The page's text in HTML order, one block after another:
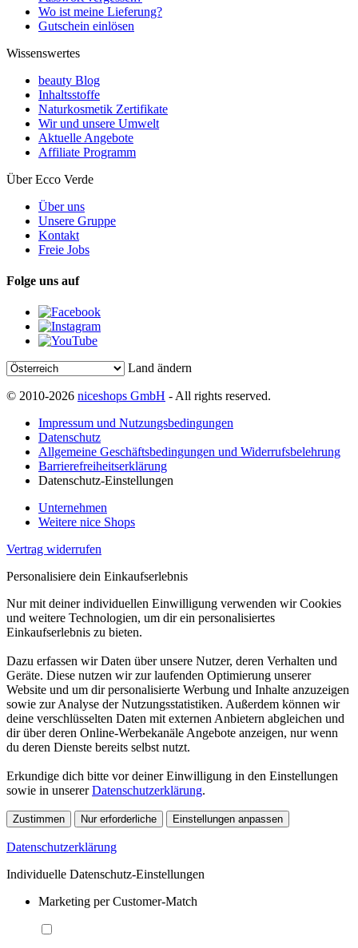
Wo ist meine Lieferung?
Gutschein einlösen
Wissenswertes
beauty Blog
Inhaltsstoffe
Naturkosmetik Zertifikate
Wir und unsere Umwelt
Aktuelle Angebote
Affiliate Programm
Über Ecco Verde
Über uns
Unsere Gruppe
Kontakt
Freie Jobs
Folge uns auf
Land ändern
© 2010-2026 niceshops GmbH - All rights reserved.
Impressum und Nutzungsbedingungen
Datenschutz
Allgemeine Geschäftsbedingungen und Widerrufsbelehrung
Barrierefreiheitserklärung
Datenschutz-Einstellungen
Unternehmen
Weitere nice Shops
Vertrag widerrufen
Personalisiere dein Einkaufserlebnis
Nur mit deiner individuellen Einwilligung verwenden wir Cookies
und weitere Technologien, um dir ein personalisiertes
Einkaufserlebnis zu bieten.
Dazu erfassen wir Daten über unsere Nutzer, deren Verhalten und
Geräte. Diese nutzen wir zur laufenden Optimierung unserer
Website und um dir personalisierte Werbung und Inhalte anzuzeigen
sowie zur Analyse der Nutzungsstatistiken. Außerdem können wir
deine verschlüsselten Daten mit externen Anbietern abgleichen und
dir über deren Online-Werbekanäle Angebote anzeigen, nur wenn
du deren Dienste bereits selbst nutzt.
Erkundige dich bitte vor deiner Einwilligung in den Einstellungen
sowie in unsererDatenschutzerklärung.
Zustimmen Nur erforderliche Einstellungen anpassen
Datenschutzerklärung
Individuelle Datenschutz-Einstellungen
Marketing per Customer-Match